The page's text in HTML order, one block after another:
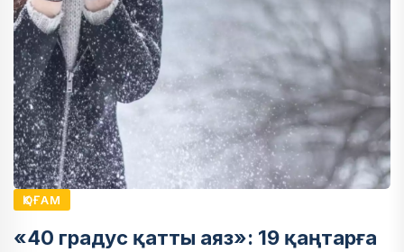
ҚОҒАМ
«40 градус қатты аяз»: 19 қаңтарға